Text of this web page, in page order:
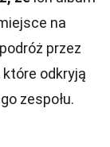
na
przez
odkryją
zespołu.